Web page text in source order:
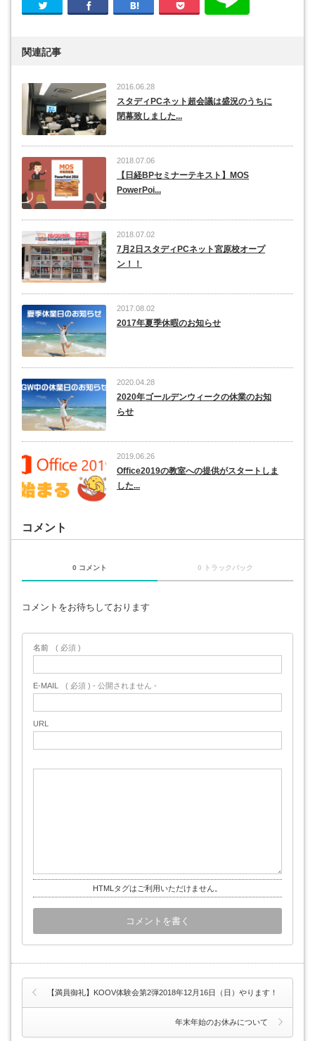
Twitter Facebook はてなブックマーク
Pocket
関連記事
2016.06.28
スタディPCネット超会議は盛況のうちに
閉幕致しました...
2018.07.06
【日経BPセミナーテキスト】MOS
PowerPoi...
2018.07.02
7月2日スタディPCネット宮原校オープ
ン！！
2017.08.02
2017年夏季休暇のお知らせ
2020.04.28
2020年ゴールデンウィークの休業のお知
らせ
2019.06.26
Office2019の教室への提供がスタートしま
した...
コメント
0 コメント 0 トラックバック
コメントをお待ちしております
名前 ( 必須 )
E-MAIL ( 必須 ) - 公開されません -
URL
HTMLタグはご利用いただけません。
【満員御礼】KOOV体験会第2弾2018年12月16日（日）やります！
年末年始のお休みについて